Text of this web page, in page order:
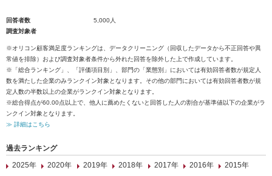
回答者数
5,000人
調査対象者
※オリコン顧客満足度ランキングは、データクリーニング（回収したデータから不正回答や異
常値を排除）および調査対象者条件から外れた回答を除外した上で作成しています。
※「総合ランキング」、「評価項目別」、部門の「業態別」においては有効回答者数が規定人
数を満たした企業のみランクイン対象となります。その他の部門においては有効回答者数が規
定人数の半数以上の企業がランクイン対象となります。
※総合得点が60.00点以上で、他人に薦めたくないと回答した人の割合が基準値以下の企業がラ
ンクイン対象となります。
≫ 詳細はこちら
過去ランキング
2025年
2020年 2019年 2018年 2017年 2016年
2015年